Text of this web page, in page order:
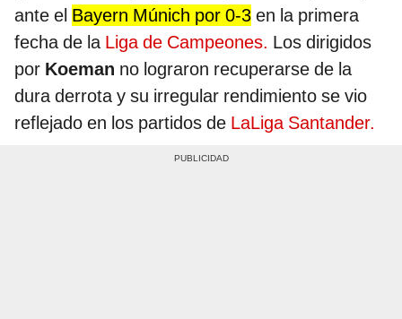
ante el Bayern Múnich por 0-3 en la primera
fecha de la Liga de Campeones. Los dirigidos
por Koeman no lograron recuperarse de la
dura derrota y su irregular rendimiento se vio
reflejado en los partidos de LaLiga Santander.